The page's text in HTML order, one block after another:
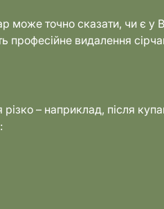
може точно сказати, чи є
професійне видалення
– наприклад, після